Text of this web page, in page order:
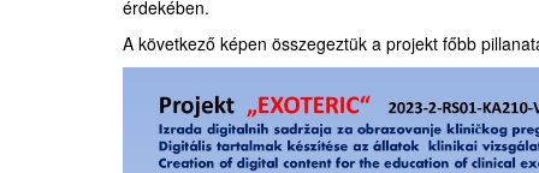
érdekében.
A következő képen összegeztük a projekt főbb